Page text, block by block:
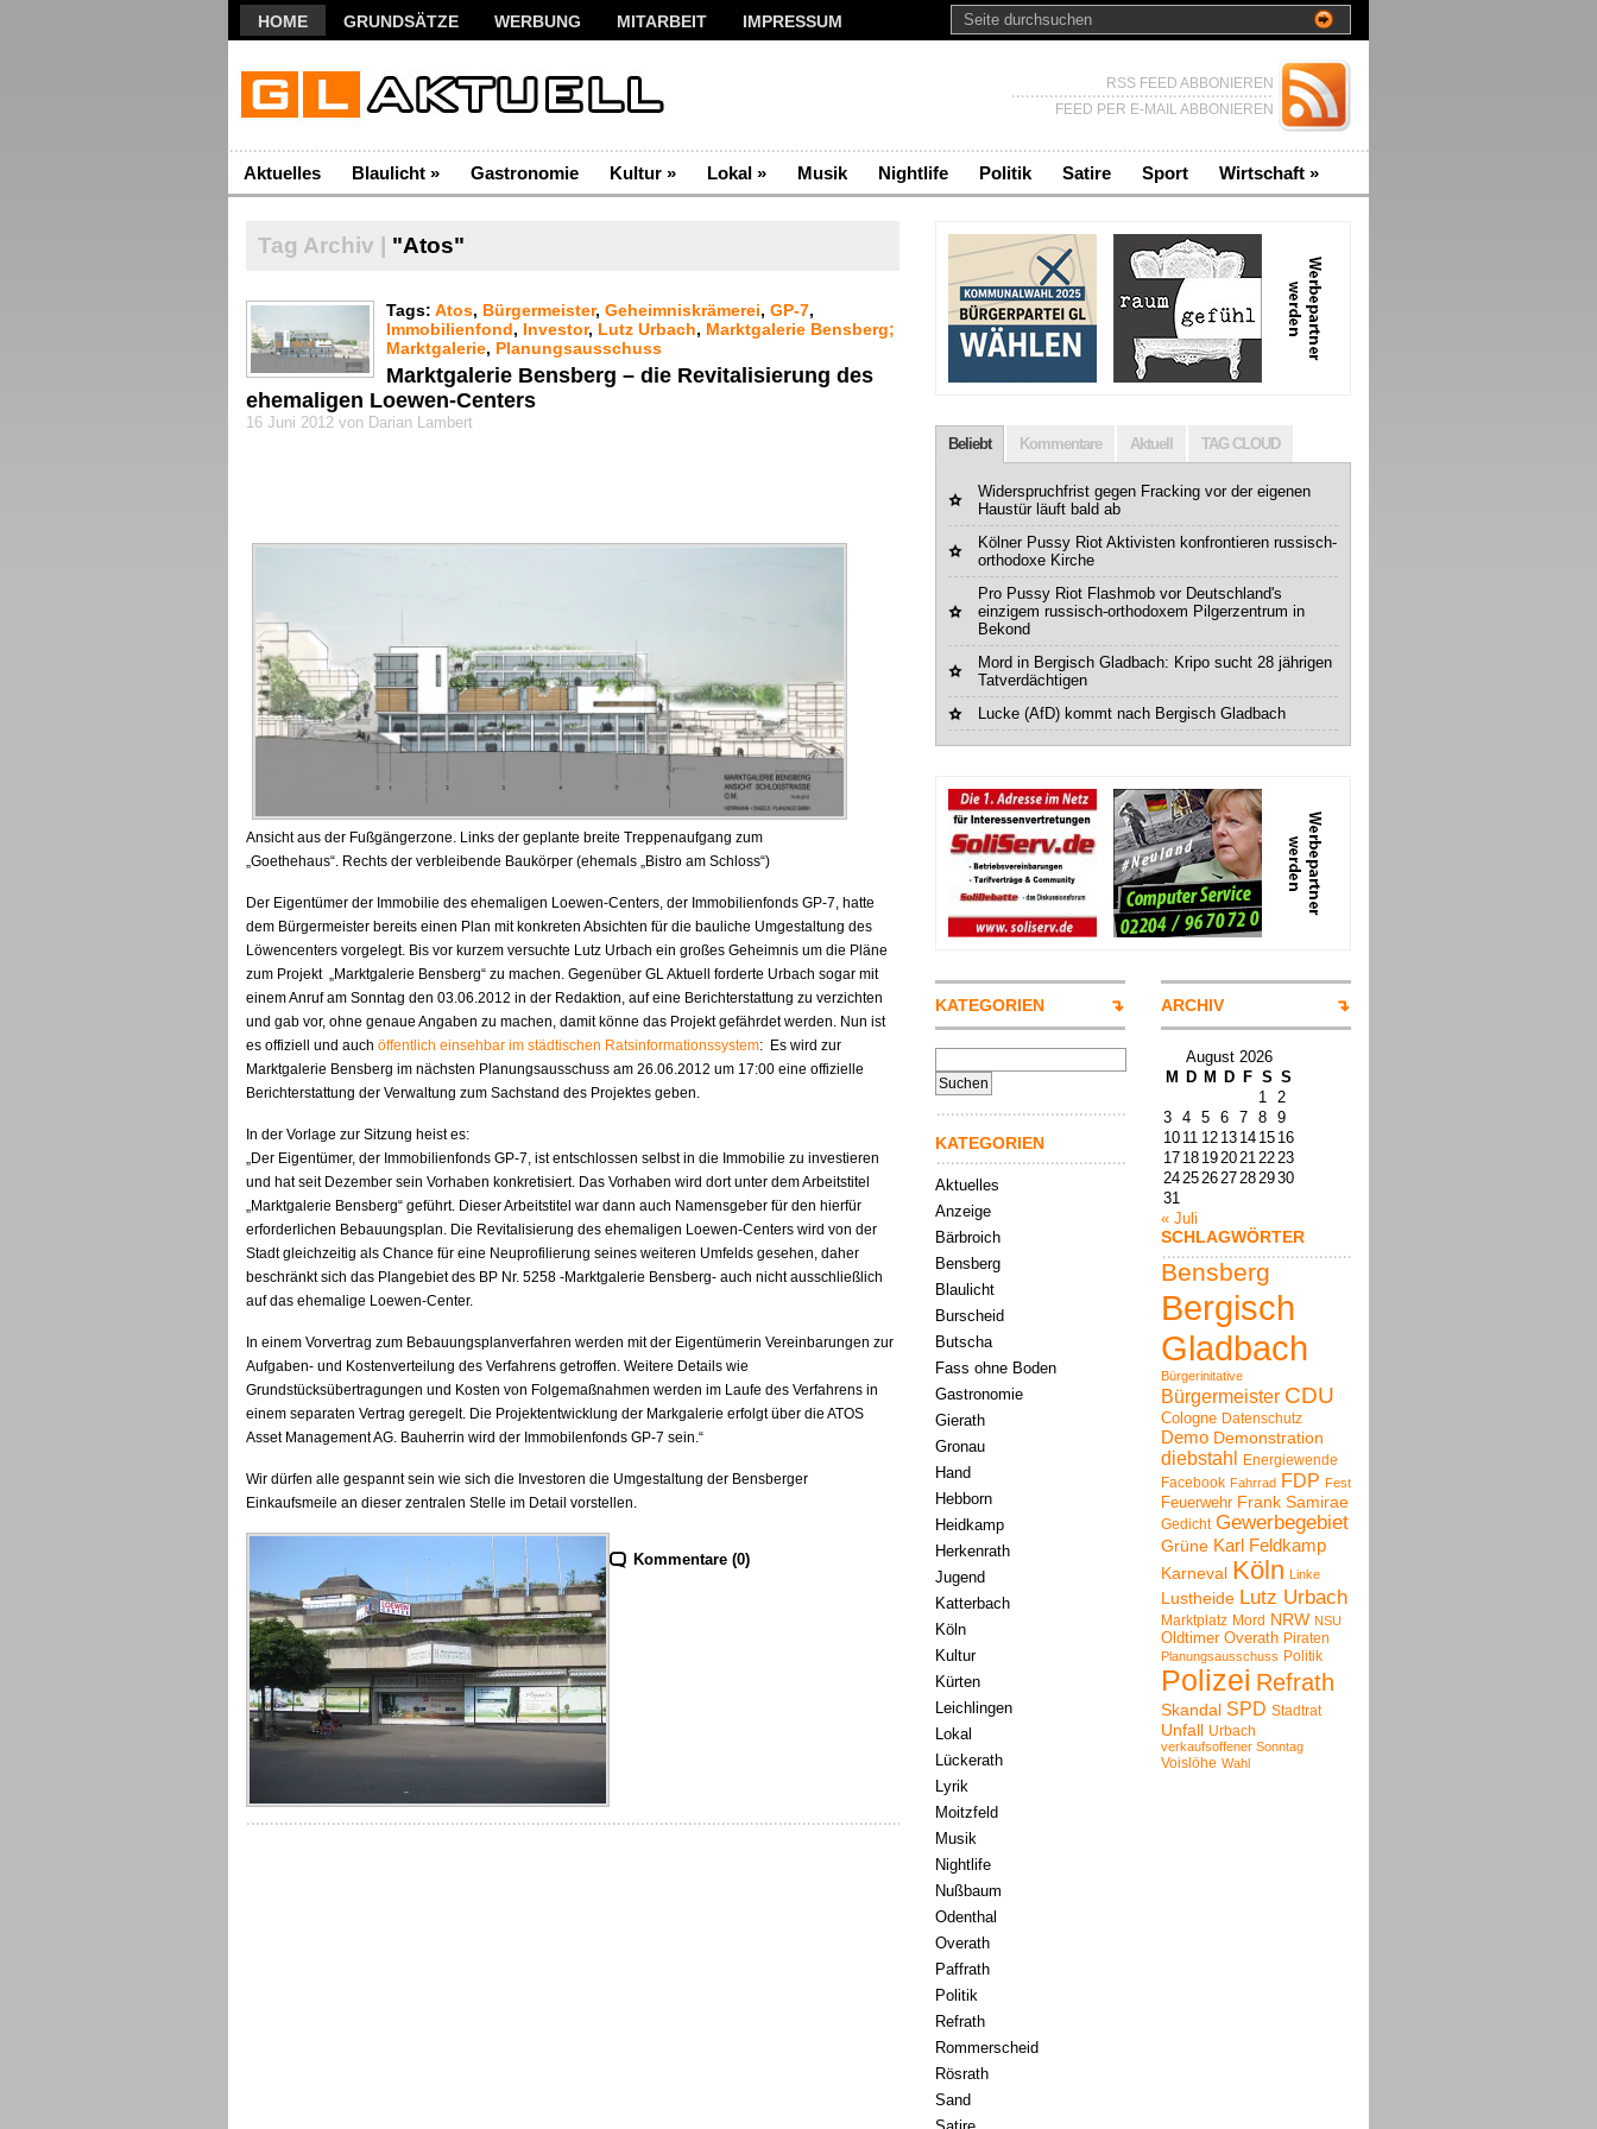
HOME GRUNDSÄTZE WERBUNG MITARBEIT IMPRESSUM
RSS FEED ABBONIEREN
FEED PER E-MAIL ABBONIEREN
Aktuelles Blaulicht » Gastronomie Kultur » Lokal » Musik Nightlife Politik Satire Sport Wirtschaft »
Tag Archiv | "Atos"
Tags: Atos, Bürgermeister, Geheimniskrämerei, GP-7,
Immobilienfond, Investor, Lutz Urbach, Marktgalerie Bensberg;
Marktgalerie, Planungsausschuss
Marktgalerie Bensberg – die Revitalisierung des
ehemaligen Loewen-Centers
16 Juni 2012 von Darian Lambert
Ansicht aus der Fußgängerzone. Links der geplante breite Treppenaufgang zum
„Goethehaus“. Rechts der verbleibende Baukörper (ehemals „Bistro am Schloss“)
Der Eigentümer der Immobilie des ehemaligen Loewen-Centers, der Immobilienfonds GP-7, hatte
dem Bürgermeister bereits einen Plan mit konkreten Absichten für die bauliche Umgestaltung des
Löwencenters vorgelegt. Bis vor kurzem versuchte Lutz Urbach ein großes Geheimnis um die Pläne
zum Projekt „Marktgalerie Bensberg“ zu machen. Gegenüber GL Aktuell forderte Urbach sogar mit
einem Anruf am Sonntag den 03.06.2012 in der Redaktion, auf eine Berichterstattung zu verzichten
und gab vor, ohne genaue Angaben zu machen, damit könne das Projekt gefährdet werden. Nun ist
es offiziell und auch öffentlich einsehbar im städtischen Ratsinformationssystem: Es wird zur
Marktgalerie Bensberg im nächsten Planungsausschuss am 26.06.2012 um 17:00 eine offizielle
Berichterstattung der Verwaltung zum Sachstand des Projektes geben.
In der Vorlage zur Sitzung heist es:
„Der Eigentümer, der Immobilienfonds GP-7, ist entschlossen selbst in die Immobilie zu investieren
und hat seit Dezember sein Vorhaben konkretisiert. Das Vorhaben wird dort unter dem Arbeitstitel
„Marktgalerie Bensberg“ geführt. Dieser Arbeitstitel war dann auch Namensgeber für den hierfür
erforderlichen Bebauungsplan. Die Revitalisierung des ehemaligen Loewen-Centers wird von der
Stadt gleichzeitig als Chance für eine Neuprofilierung seines weiteren Umfelds gesehen, daher
beschränkt sich das Plangebiet des BP Nr. 5258 -Marktgalerie Bensberg- auch nicht ausschließlich
auf das ehemalige Loewen-Center.
In einem Vorvertrag zum Bebauungsplanverfahren werden mit der Eigentümerin Vereinbarungen zur
Aufgaben- und Kostenverteilung des Verfahrens getroffen. Weitere Details wie
Grundstücksübertragungen und Kosten von Folgemaßnahmen werden im Laufe des Verfahrens in
einem separaten Vertrag geregelt. Die Projektentwicklung der Markgalerie erfolgt über die ATOS
Asset Management AG. Bauherrin wird der Immobilenfonds GP-7 sein.“
Wir dürfen alle gespannt sein wie sich die Investoren die Umgestaltung der Bensberger
Einkaufsmeile an dieser zentralen Stelle im Detail vorstellen.
Kommentare (0)
Beliebt Kommentare Aktuell TAG CLOUD
Widerspruchfrist gegen Fracking vor der eigenen
Haustür läuft bald ab
Kölner Pussy Riot Aktivisten konfrontieren russisch-
orthodoxe Kirche
Pro Pussy Riot Flashmob vor Deutschland's
einzigem russisch-orthodoxem Pilgerzentrum in
Bekond
Mord in Bergisch Gladbach: Kripo sucht 28 jährigen
Tatverdächtigen
Lucke (AfD) kommt nach Bergisch Gladbach
KATEGORIEN
nach:
KATEGORIEN
Aktuelles
Anzeige
Bärbroich
Bensberg
Blaulicht
Burscheid
Butscha
Fass ohne Boden
Gastronomie
Gierath
Gronau
Hand
Hebborn
Heidkamp
Herkenrath
Jugend
Katterbach
Köln
Kultur
Kürten
Leichlingen
Lokal
Lückerath
Lyrik
Moitzfeld
Musik
Nightlife
Nußbaum
Odenthal
Overath
Paffrath
Politik
Refrath
Rommerscheid
Rösrath
Sand
ARCHIV
August 2026
M
D M D F S S
1 2
3 4 5 6 7 8 9
10 11 12 13 14 15 16
17 18 1920212223
24252627282930
31
« Juli
SCHLAGWÖRTER
Bensberg
Bergisch
Gladbach
Bürgerinitative
Bürgermeister CDU
Cologne Datenschutz
Demo Demonstration
diebstahl Energiewende
Facebook Fahrrad FDP Fest
Feuerwehr Frank Samirae
Gedicht Gewerbegebiet
Grüne Karl Feldkamp
Karneval Köln Linke
Lustheide Lutz Urbach
Marktplatz Mord NRW NSU
Oldtimer Overath Piraten
Planungsausschuss Politik
Polizei Refrath
Skandal SPD Stadtrat
Unfall Urbach
verkaufsoffener Sonntag
Voislöhe Wahl